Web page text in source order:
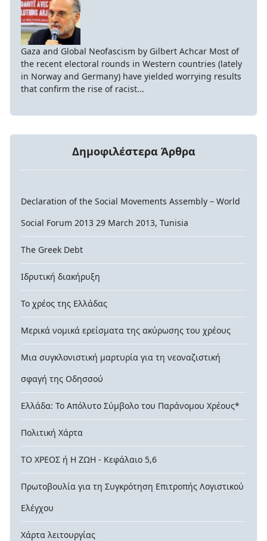
Gaza and Global Neofascism by Gilbert Achcar Most of
the recent electoral rounds in Western countries (lately
in Norway and Germany) have yielded worrying results
that confirm the rise of racist...
Δημοφιλέστερα Άρθρα
Declaration of the Social Movements Assembly – World
Social Forum 2013 29 March 2013, Tunisia
The Greek Debt
Ιδρυτική διακήρυξη
Το χρέος της Ελλάδας
Μερικά νομικά ερείσματα της ακύρωσης του χρέους
Μια συγκλονιστική μαρτυρία για τη νεοναζιστική
σφαγή της Οδησσού
Ελλάδα: Το Απόλυτο Σύμβολο του Παράνομου Χρέους*
Πολιτική Χάρτα
ΤΟ ΧΡΕΟΣ ή Η ΖΩΗ - Κεφάλαιο 5,6
Πρωτοβουλία για τη Συγκρότηση Επιτροπής Λογιστικού
Ελέγχου
Χάρτα λειτουργίας